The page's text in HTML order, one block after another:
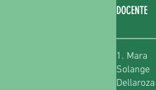
DOCENTE
1. Mara
Solange
Dellaroza